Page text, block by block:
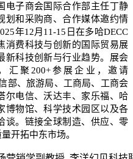
电子商会国际合作部主任丁静
划和采购商、合作媒体邀约情
年12月11-15日在多哈DECC
消费科技与创新的国际贸易展
新科技创新与行业趋势。展会
汇聚200+参展企业，邀请
部、旅游局、工商局、工商会
尔电信、沃达丰、家乐福、哈
博物馆、科学技术园区以及各
谈。链接全球制造、供应、零
开拓中东市场。